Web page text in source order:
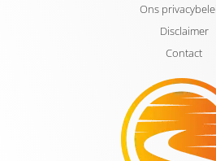
Ons
Disclaimer
Contact